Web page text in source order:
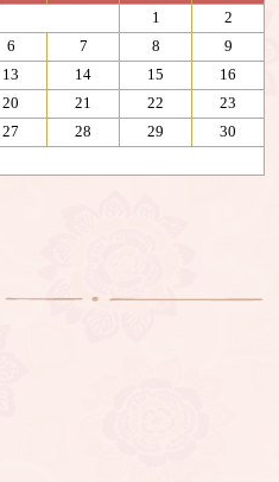
1
2
6 7 8
9
13 14 15
16
20 21 22
23
27 28 29
30